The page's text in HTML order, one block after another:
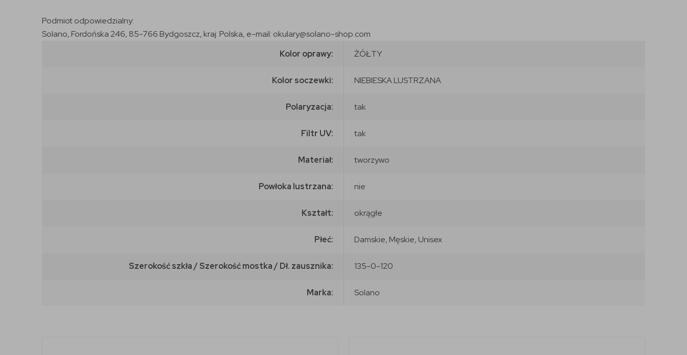
Podmiot odpowiedzialny:
Solano, Fordońska 246, 85-766 Bydgoszcz, kraj: Polska, e-mail: okulary@solano-shop.com
Kolor oprawy:
ŻÓŁTY
Kolor soczewki: NIEBIESKA LUSTRZANA
Polaryzacja: tak
Filtr UV: tak
Materiał: tworzywo
Powłoka lustrzana: nie
Kształt: okrągłe
Płeć: Damskie, Męskie, Unisex
Szerokość szkła / Szerokość mostka / Dł. zausznika: 135-0-120
Marka: Solano